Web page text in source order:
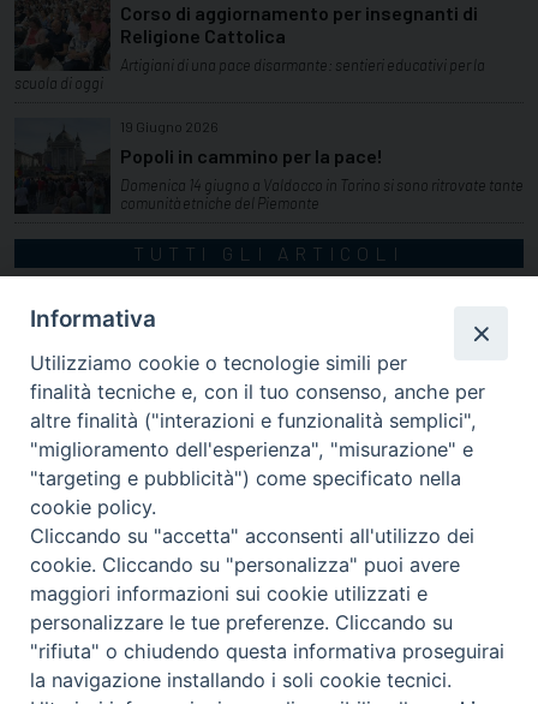
Corso di aggiornamento per insegnanti di
Religione Cattolica
Artigiani di una pace disarmante: sentieri educativi per la
scuola di oggi
19 Giugno 2026
Popoli in cammino per la pace!
Domenica 14 giugno a Valdocco in Torino si sono ritrovate tante
comunità etniche del Piemonte
TUTTI GLI ARTICOLI
via Amedeo Rossi, 28 - 12100 Cuneo
segreteriagenerale@diocesicuneofossano.it
c.f. 96017380047
Informativa
Utilizziamo cookie o tecnologie simili per
finalità tecniche e, con il tuo consenso, anche per
altre finalità ("interazioni e funzionalità semplici",
"miglioramento dell'esperienza", "misurazione" e
"targeting e pubblicità") come specificato nella
cookie policy.
Cliccando su "accetta" acconsenti all'utilizzo dei
cookie. Cliccando su "personalizza" puoi avere
maggiori informazioni sui cookie utilizzati e
personalizzare le tue preferenze. Cliccando su
"rifiuta" o chiudendo questa informativa proseguirai
la navigazione installando i soli cookie tecnici.